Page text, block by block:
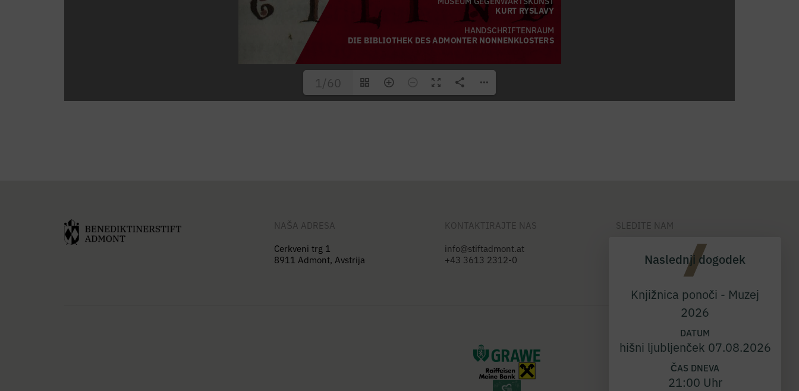
1/60
NAŠA ADRESA
Cerkveni trg 1
8911 Admont, Avstrija
KONTAKTIRAJTE NAS
info@stiftadmont.at
+43 3613 2312-0
SLEDITE NAM
Naslednji dogodek
Knjižnica ponoči - Muzej
2026
DATUM
hišni ljubljenček 07.08.2026
ČAS DNEVA
21:00 Uhr